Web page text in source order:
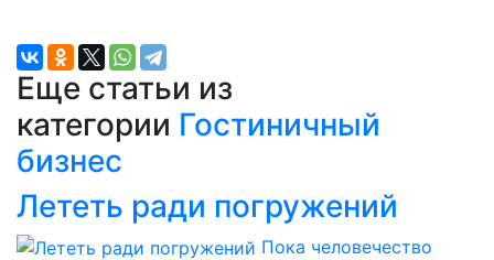
Еще статьи из
категории Гостиничный
бизнес
Лететь ради погружений
Пока человечество